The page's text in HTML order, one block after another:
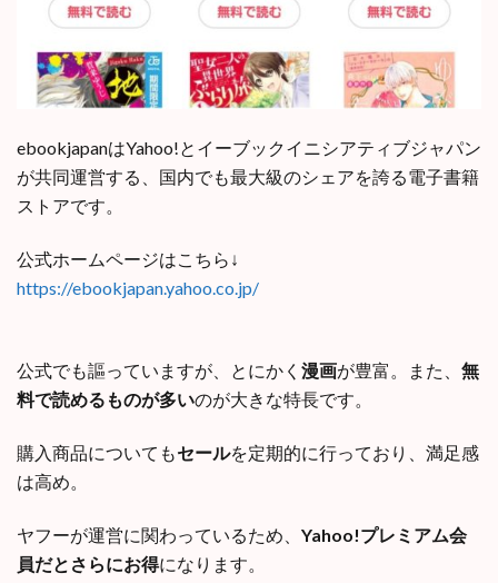
ebookjapanはYahoo!とイーブックイニシアティブジャパン
が共同運営する、国内でも最大級のシェアを誇る電子書籍
ストアです。
公式ホームページはこちら↓
https://ebookjapan.yahoo.co.jp/
公式でも謳っていますが、とにかく 漫画が豊富。また、 無
料で読めるものが多いのが大きな特長です。
購入商品についてもセールを定期的に行っており、満足感
は高め。
ヤフーが運営に関わっているため、 Yahoo!プレミアム会
員だとさらにお得になります。